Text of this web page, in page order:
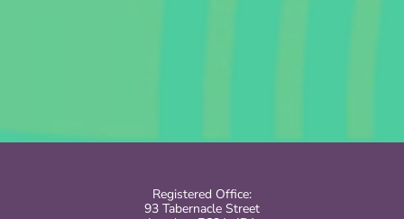
Registered Office:
93 Tabernacle Street